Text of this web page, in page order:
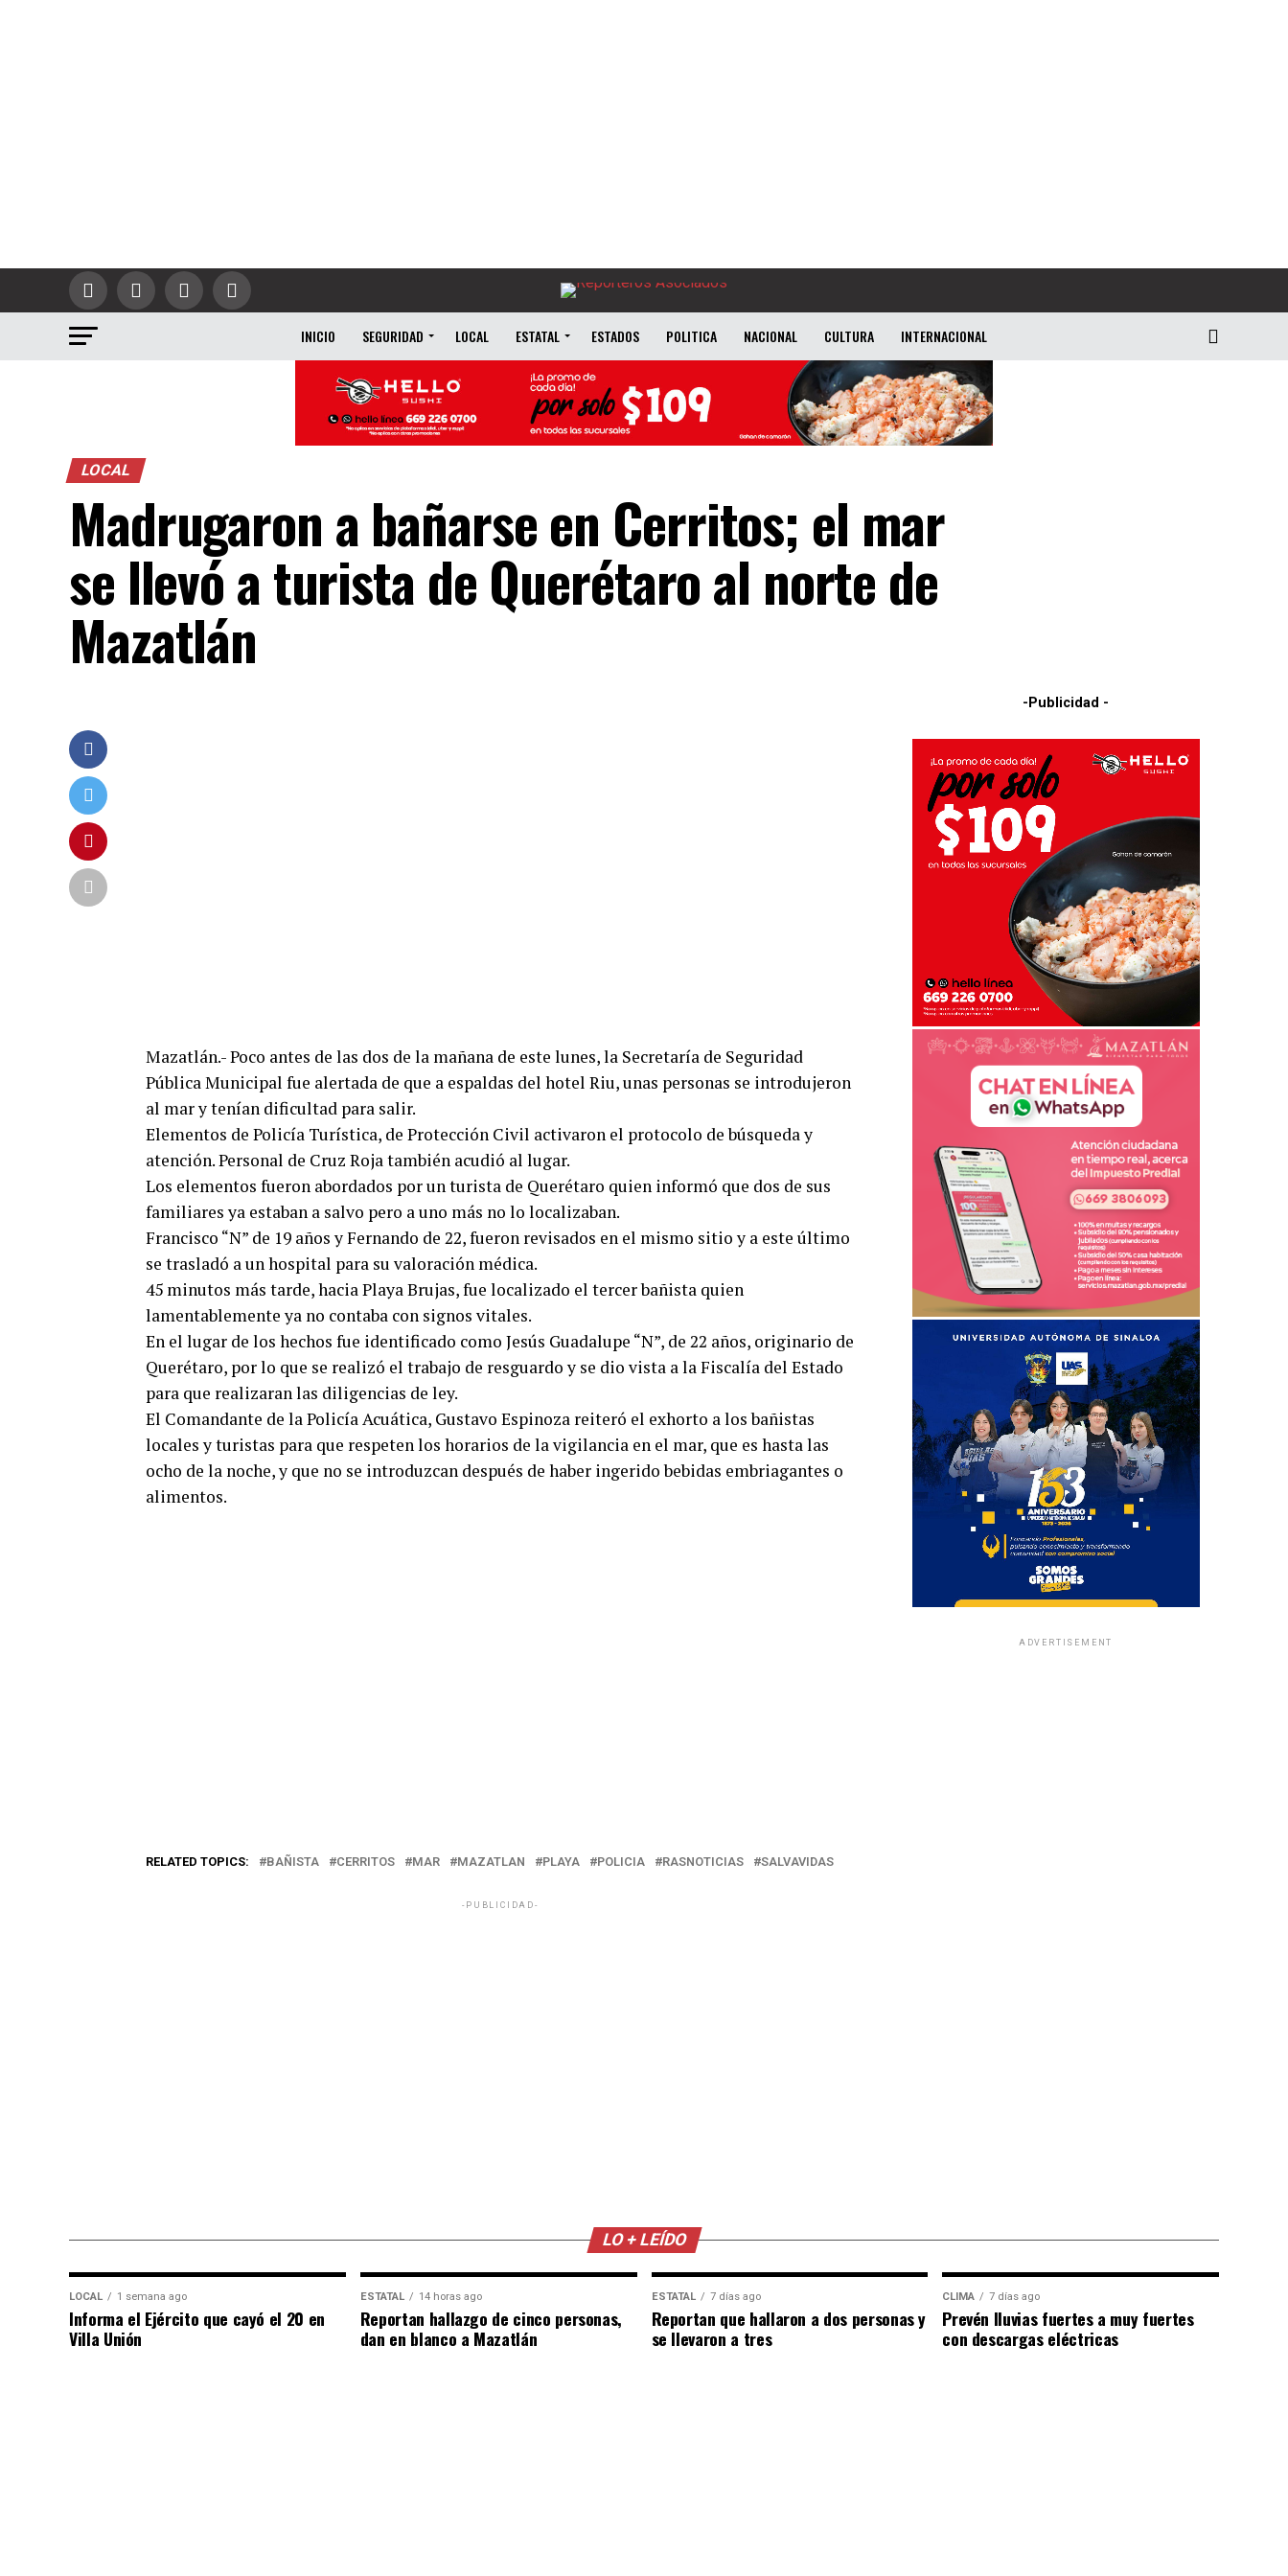
INICIO SEGURIDAD LOCAL ESTATAL ESTADOS POLITICA NACIONAL CULTURA INTERNACIONAL
LOCAL
Madrugaron a bañarse en Cerritos; el mar
se llevó a turista de Querétaro al norte de
Mazatlán
Mazatlán.- Poco antes de las dos de la mañana de este lunes, la Secretaría de Seguridad
Pública Municipal fue alertada de que a espaldas del hotel Riu, unas personas se introdujeron
al mar y tenían dificultad para salir.
Elementos de Policía Turística, de Protección Civil activaron el protocolo de búsqueda y
atención. Personal de Cruz Roja también acudió al lugar.
Los elementos fueron abordados por un turista de Querétaro quien informó que dos de sus
familiares ya estaban a salvo pero a uno más no lo localizaban.
Francisco “N” de 19 años y Fernando de 22, fueron revisados en el mismo sitio y a este último
se trasladó a un hospital para su valoración médica.
45 minutos más tarde, hacia Playa Brujas, fue localizado el tercer bañista quien
lamentablemente ya no contaba con signos vitales.
En el lugar de los hechos fue identificado como Jesús Guadalupe “N”, de 22 años, originario de
Querétaro, por lo que se realizó el trabajo de resguardo y se dio vista a la Fiscalía del Estado
para que realizaran las diligencias de ley.
El Comandante de la Policía Acuática, Gustavo Espinoza reiteró el exhorto a los bañistas
locales y turistas para que respeten los horarios de la vigilancia en el mar, que es hasta las
ocho de la noche, y que no se introduzcan después de haber ingerido bebidas embriagantes o
alimentos.
RELATED TOPICS: BAÑISTA CERRITOS MAR MAZATLAN PLAYA POLICIA RASNOTICIAS SALVAVIDAS
-PUBLICIDAD-
-Publicidad -
ADVERTISEMENT
LO + LEÍDO
LOCAL 1 semana ago
Informa el Ejército que cayó el 20 en
Villa Unión
ESTATAL 14 horas ago
Reportan hallazgo de cinco personas,
dan en blanco a Mazatlán
ESTATAL 7 días ago
Reportan que hallaron a dos personas y
se llevaron a tres
CLIMA 7 días ago
Prevén lluvias fuertes a muy fuertes
con descargas eléctricas